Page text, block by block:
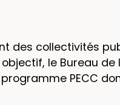
des collectivités
le Bureau
PECC